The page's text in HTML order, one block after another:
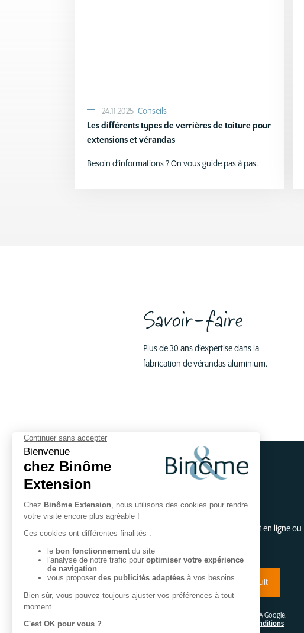
24.11.2025 Conseils
Les différents types de verrières de toiture pour
extensions et vérandas
Besoin d’informations ? On vous guide pas à pas.
Savoir-faire
Plus de 30 ans d’expertise dans la
fabrication de vérandas aluminium.
Recevoir notre catalogue
Recevez notre catalogue gratuitement en ligne ou
Demandez un catalogue gratuit
Ce site est protégé par le reCAPTCHA Google.
conditions